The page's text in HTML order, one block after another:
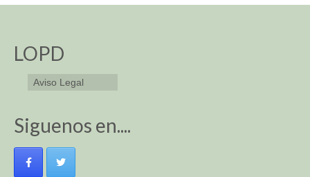
LOPD
Aviso Legal
Siguenos en....